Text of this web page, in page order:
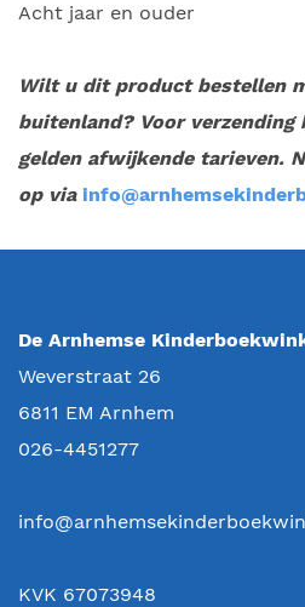
Acht jaar en ouder
Wilt u dit product bestellen
buitenland? Voor verzending
gelden afwijkende tarieven.
op via
De Arnhemse
Weverstraat 26
6811 EM Arnhem
026-4451277
KVK 67073948